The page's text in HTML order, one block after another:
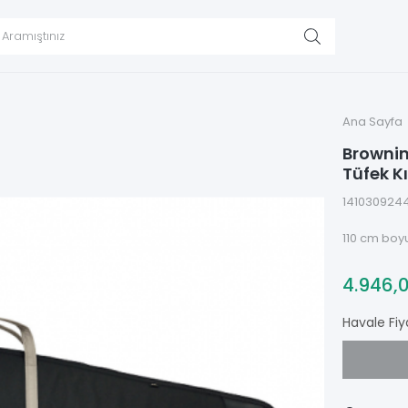
Ana Sayfa
Tüfek
110 cm
Havale